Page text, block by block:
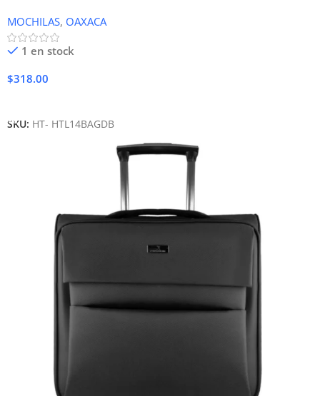
MOCHILAS, OAXACA
1 en stock
$318.00
SKU: HT- HTL14BAGDB